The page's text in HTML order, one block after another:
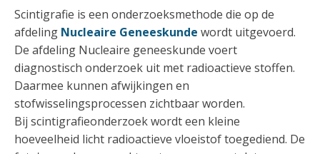
Scintigrafie is een onderzoeksmethode die op de
afdeling Nucleaire Geneeskunde wordt uitgevoerd.
De afdeling Nucleaire geneeskunde voert
diagnostisch onderzoek uit met radioactieve stoffen.
Daarmee kunnen afwijkingen en
stofwisselingsprocessen zichtbaar worden.
Bij scintigrafieonderzoek wordt een kleine
hoeveelheid licht radioactieve vloeistof toegediend. De